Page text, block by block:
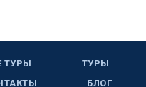
ТУРЫ
ТУРЫ
БЛОГ